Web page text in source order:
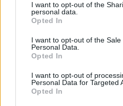
I want to opt-out of the
personal data.
Opted In
I want to opt-out of the Sale
Personal Data.
Opted In
I want to opt-out of
Personal Data for Targeted
Opted In
Legendary
Treasure Hunter
Item Detector
Adventurous
Wayfarer
Hai